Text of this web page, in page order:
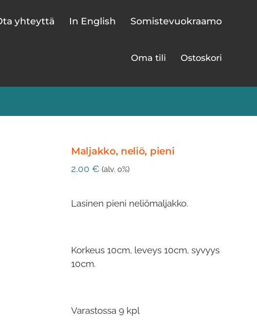
yhteyttä In English Somistevuokraamo
Oma tili Ostoskori
Maljakko, neliö, pieni
2,00 € (alv. 0%)
Lasinen pieni neliömaljakko.
Korkeus 10cm, leveys 10cm, syvyys
10cm.
Varastossa 9 kpl